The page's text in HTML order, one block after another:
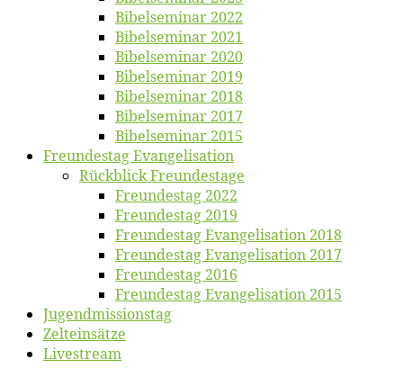
Bi­bel­se­mi­nar 2022
Bi­bel­se­mi­nar 2021
Bi­bel­se­mi­nar 2020
Bi­bel­se­mi­nar 2019
Bi­bel­se­mi­nar 2018
Bibelsemi­nar 2017
Bibelsemi­nar 2015
Freun­des­tag Evangelisation
Rück­blick Freundestage
Freun­des­tag 2022
Freun­des­tag 2019
Freun­des­tag Evan­ge­li­sa­ti­on 2018
Freun­des­tag Evan­ge­li­sa­ti­on 2017
Freun­des­tag 2016
Freun­des­tag Evan­ge­li­sa­ti­on 2015
Jugend­mis­sions­tag
Zelt­ein­sät­ze
Live­stream